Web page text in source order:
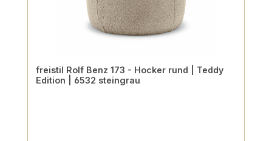
freistil Rolf Benz 173 - Hocker rund | Teddy
Edition | 6532 steingrau